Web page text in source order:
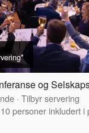
og
· Tilbyr servering
personer inkludert i